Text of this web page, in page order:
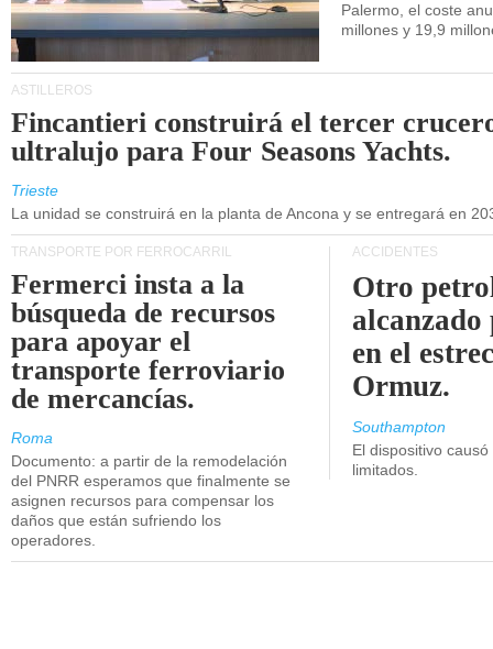
Palermo, el coste
millones y 19,9
ASTILLEROS
Fincantieri construirá el tercer
ultralujo para Four Seasons Yachts.
Trieste
La unidad se construirá en la planta de Ancona y se entregará en
TRANSPORTE POR FERROCARRIL
Fermerci insta a la
búsqueda de recursos
para apoyar el
transporte ferroviario
de mercancías.
Roma
Documento: a partir de la remodelación
del PNRR esperamos que finalmente se
asignen recursos para compensar los
daños que están sufriendo los
operadores.
ACCIDENTES
Otro
en el
Ormuz.
Southampton
El dispositivo
limitados.